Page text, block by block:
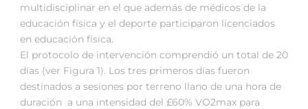
multidisciplinar en el que además de médicos de la
educación física y el deporte participaron licenciados
en educación física.
El protocolo de intervención comprendió un total de 20
días (ver Figura 1). Los tres primeros días fueron
destinados a sesiones por terreno llano de una hora de
duración a una intensidad del £60% VO2max para